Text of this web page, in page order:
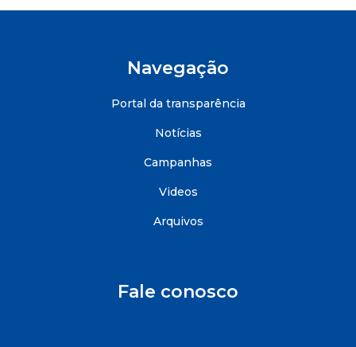
Navegação
Portal da transparência
Notícias
Campanhas
Videos
Arquivos
Fale conosco